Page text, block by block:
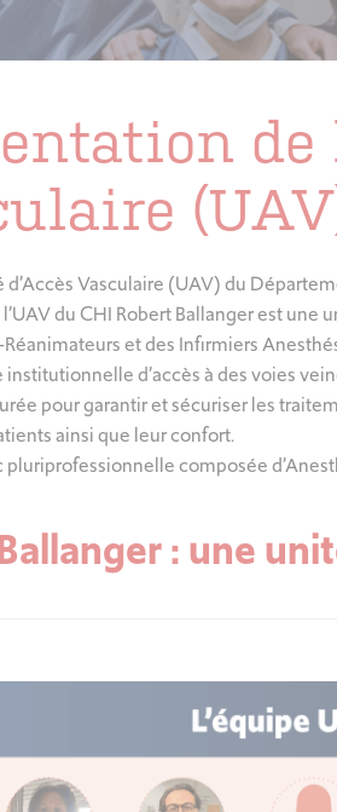
de
d’Accès Vasculaire (UAV) du
l’UAV du CHI Robert Ballanger est
et des Infirmiers
d’accès à des voies
pour garantir et sécuriser les
ainsi que leur confort.
pluriprofessionnelle composée
: une